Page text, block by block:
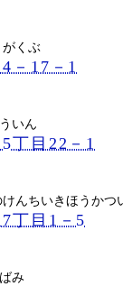
くぶ
－17－1
いん
丁目22－1
んちいきほうかつ
丁目1－5
み